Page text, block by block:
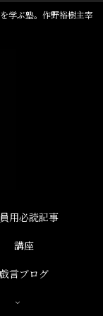
学ぶ塾。作野裕樹主宰
用必読記事
講座
戯言ブログ